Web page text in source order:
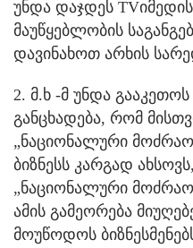
უნდა დაჯდეს
მაუწყებლობის
დავინახოთ არხის
2. მ.ხ -მ უნდა
განცხადება, რომ
„ნაციონალური
ბიზნესს კარგად
„ნაციონალური
ამის გამეორება
მოუწოდოს